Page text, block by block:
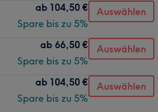
ab 104,50 €
Spare bis zu 5%
Auswählen
ab 66,50 €
Spare bis zu 5%
Auswählen
ab 104,50 €
Spare bis zu 5%
Auswählen